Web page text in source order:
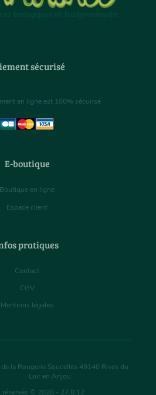
sécurisé
en ligne est 100% sécurisé
E-boutique
Boutique en ligne
Espace client
pratiques
Contact
CGV
Mentions légales
la Rougerie Soucelles 49140 Rives du
Loir en Anjou
réservés © 2020 - 27.0.12